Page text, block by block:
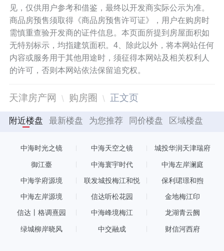
见，仅供用户参考和借鉴，最终以开发商实际公示为准。
商品房预售须取得《商品房预售许可证》，用户在购房时
需慎重查验开发商的证件信息。本页面所提到房屋面积如
无特别标示，均指建筑面积。4、除此以外，将本网站任何
内容或服务用于其他用途时，须征得本网站及相关权利人
的许可，否则本网站依法保留追究权。
天津房产网 购房圈 正文页
附近楼盘 最新楼盘 为您推荐 同价楼盘 区域楼盘
中海时光之镜 中海天空之镜 城投华润天津瑞府
御江臺 中海寰宇时代 中海左岸澜庭
中海学府源境 联发城投梅江和悦 保利珺璟和煦
中海左岸源境 信达听松花园 金地梅江印
信达丨格调熹园 中海峰境梅江 龙湖青云阙
绿城柳岸晓风 中交融成 财信河西府